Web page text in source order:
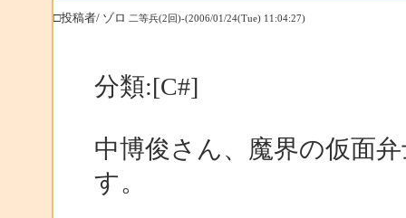
□投稿者/ ゾロ 二等兵(2回)-(2006/01/24(Tue) 11:04:27)
分類:[C#]
中博俊さん、魔界の仮面
す。